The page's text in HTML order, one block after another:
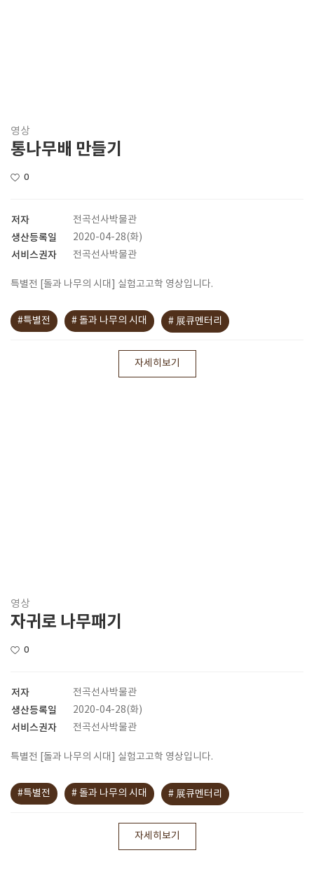
영상
통나무배 만들기
0
저자 전곡선사박물관
생산등록일 2020-04-28(화)
서비스권자 전곡선사박물관
특별전 [돌과 나무의 시대] 실험고고학 영상입니다.
#특별전 # 돌과 나무의 시대 # 展큐멘터리
자세히보기
영상
자귀로 나무패기
0
저자 전곡선사박물관
생산등록일 2020-04-28(화)
서비스권자 전곡선사박물관
특별전 [돌과 나무의 시대] 실험고고학 영상입니다.
#특별전 # 돌과 나무의 시대 # 展큐멘터리
자세히보기